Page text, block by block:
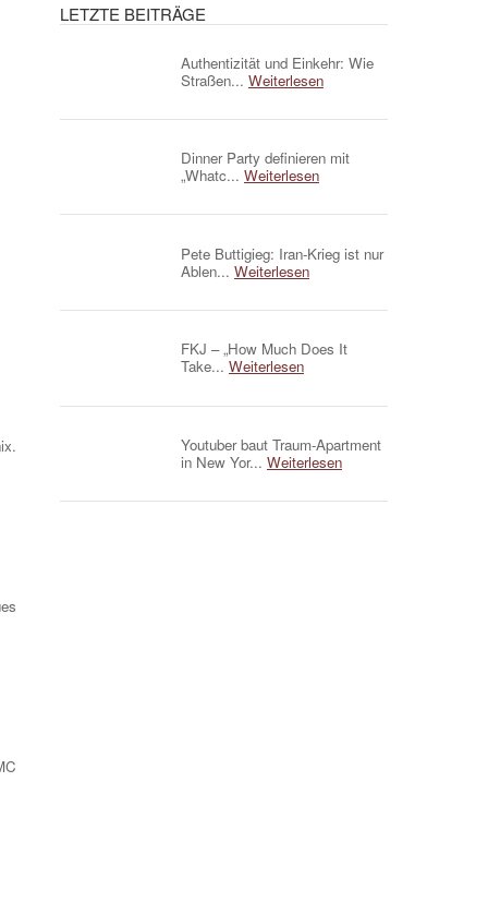
LETZTE BEITRÄGE
Authentizität und Einkehr: Wie
Straßen... Weiterlesen
Dinner Party definieren mit
„Whatc... Weiterlesen
Pete Buttigieg: Iran-Krieg ist nur
Ablen... Weiterlesen
FKJ – „How Much Does It
Take... Weiterlesen
Youtuber baut Traum-Apartment
in New Yor... Weiterlesen